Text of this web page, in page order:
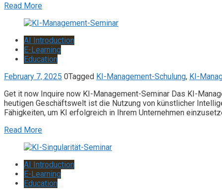
Read More
AI Introduction
E-Learning
Education
February 7, 2025 0Tagged KI-Management-Schulung, KI-
Get it now Inquire now KI-Management-Seminar Das KI-
heutigen Geschäftswelt ist die Nutzung von künstlicher
Fähigkeiten, um KI erfolgreich in Ihrem Unternehmen
Read More
AI Introduction
E-Learning
Education